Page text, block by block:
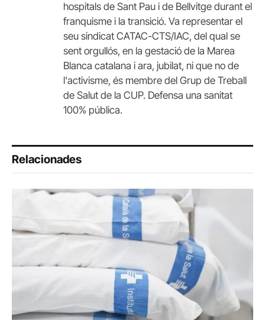
hospitals de Sant Pau i de Bellvitge durant el
franquisme i la transició. Va representar el
seu sindicat CATAC-CTS/IAC, del qual se
sent orgullós, en la gestació de la Marea
Blanca catalana i ara, jubilat, ni que no de
l'activisme, és membre del Grup de Treball
de Salut de la CUP. Defensa una sanitat
100% pública.
Relacionades